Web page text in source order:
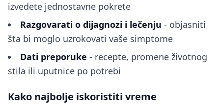
izvedete jednostavne pokrete
Razgovarati o dijagnozi i lečenju - objasniti
šta bi moglo uzrokovati vaše simptome
Dati preporuke - recepte, promene životnog
stila ili uputnice po potrebi
Kako najbolje iskoristiti vreme